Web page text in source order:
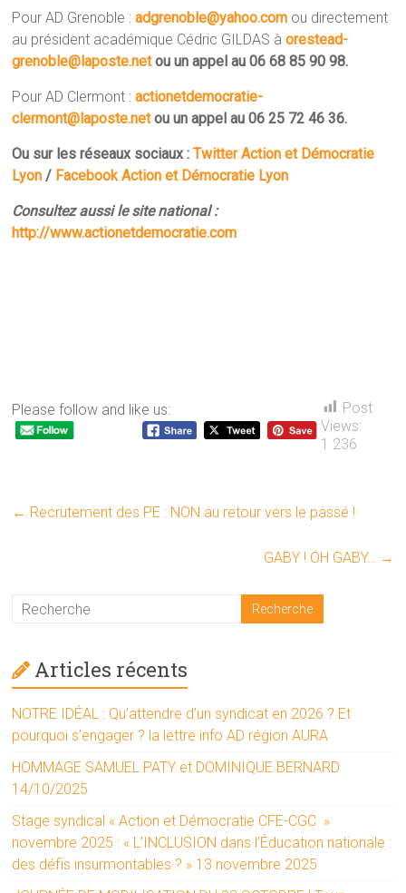
Pour AD Grenoble :adgrenoble@yahoo.com ou directement
au président académique Cédric GILDAS àorestead-
grenoble@laposte.netou un appel au 06 68 85 90 98.
Pour AD Clermont :actionetdemocratie-
clermont@laposte.netou un appel au 06 25 72 46 36.
Ou sur les réseaux sociaux :Twitter Action et Démocratie
Lyon / Facebook Action et Démocratie Lyon
Consultez aussi le site national :
http://www.actionetdemocratie.com
Please follow and like us:
Post
Views:
1 236
← Recrutement des PE : NON au retour vers le passé !
GABY ! OH GABY… →
Articles récents
NOTRE IDÉAL : Qu’attendre d’un syndicat en 2026 ? Et
pourquoi s’engager ? la lettre info AD région AURA
HOMMAGE SAMUEL PATY et DOMINIQUE BERNARD
14/10/2025
Stage syndical « Action et Démocratie CFE-CGC »
novembre 2025 : « L’INCLUSION dans l’Éducation nationale :
des défis insurmontables ? » 13 novembre 2025